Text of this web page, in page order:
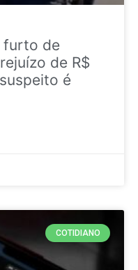
furto de
de R$
é
COTIDIANO